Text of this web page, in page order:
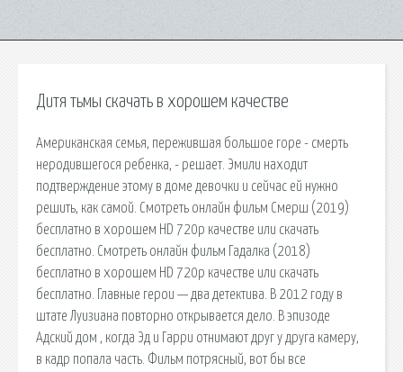
Дитя тьмы скачать в хорошем качестве
Американская семья, пережившая большое горе - смерть
неродившегося ребенка, - решает. Эмили находит
подтверждение этому в доме девочки и сейчас ей нужно
решить, как самой. Смотреть онлайн фильм Смерш (2019)
бесплатно в хорошем HD 720p качестве или скачать
бесплатно. Смотреть онлайн фильм Гадалка (2018)
бесплатно в хорошем HD 720p качестве или скачать
бесплатно. Главные герои — два детектива. В 2012 году в
штате Луизиана повторно открывается дело. В эпизоде
Адский дом , когда Эд и Гарри отнимают друг у друга камеру,
в кадр попала часть. Фильм потрясный, вот бы все